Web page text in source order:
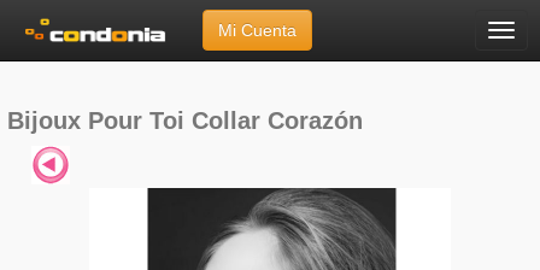
Menú
Mi Cuenta
Bijoux Pour Toi»Collar Corazón
Bijoux Pour Toi Collar Corazón